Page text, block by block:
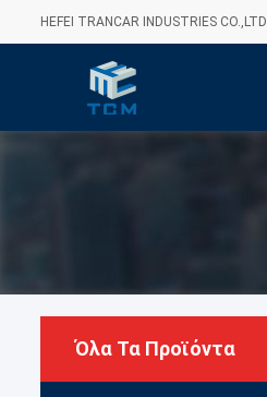
HEFEI TRANCAR INDUSTRIES CO.,LTD
Όλα Τα Προϊόντα